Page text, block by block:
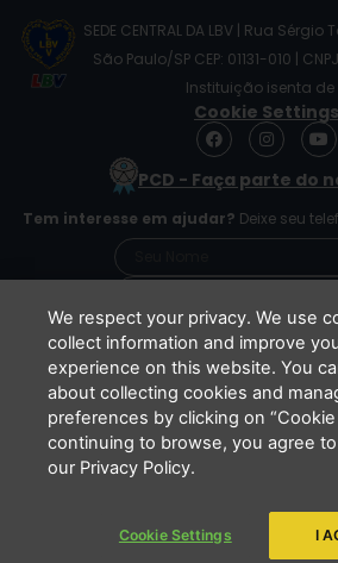
SEDE CENTRAL DA LBV | Rua
São Paulo/SP CEP: 01131-010 |
Instituição isenta
Cookie Settings
F
a
e
o
o
I
n
s
t
g
r
m
Y
o
t
b
e
PCD - Faça parte do
Tem interesse em ajudar? Deixe seu
Li e concordo que minhas
tratadas de acordo com oAviso de
da LBV
ENVIAR
Copyright 2026 - LBV - Legião da Boa
reservados.
We respect your privacy. We use
collect information and improve
experience on this website. You
about collecting cookies and
preferences by clicking on
continuing to browse, you agree
our Privacy Policy.
Cookie Settings I